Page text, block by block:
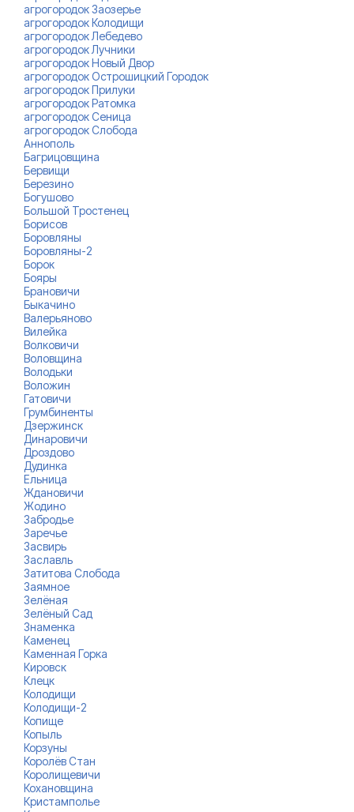
агрогородок Заозерье
агрогородок Колодищи
агрогородок Лебедево
агрогородок Лучники
агрогородок Новый Двор
агрогородок Острошицкий Городок
агрогородок Прилуки
агрогородок Ратомка
агрогородок Сеница
агрогородок Слобода
Аннополь
Багрицовщина
Бервищи
Березино
Богушово
Большой Тростенец
Борисов
Боровляны
Боровляны-2
Борок
Бояры
Брановичи
Быкачино
Валерьяново
Вилейка
Волковичи
Воловщина
Володьки
Воложин
Гатовичи
Грумбиненты
Дзержинск
Динаровичи
Дроздово
Дудинка
Ельница
Ждановичи
Жодино
Забродье
Заречье
Засвирь
Заславль
Затитова Слобода
Заямное
Зелёная
Зелёный Сад
Знаменка
Каменец
Каменная Горка
Кировск
Клецк
Колодищи
Колодищи-2
Копище
Копыль
Корзуны
Королёв Стан
Королищевичи
Кохановщина
Кристамполье